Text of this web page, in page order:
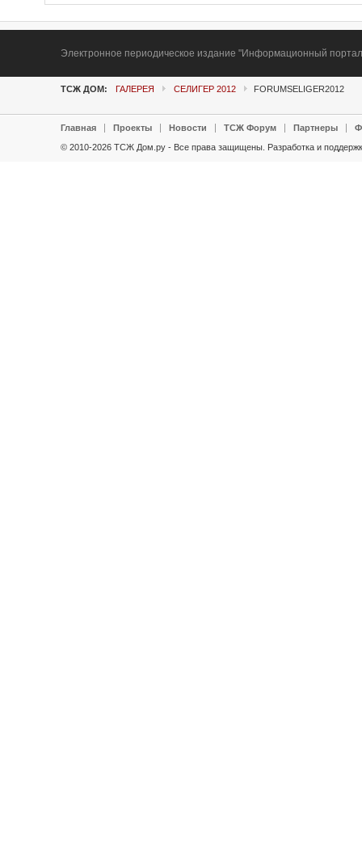
Электронное периодическое издание "Информационный
ТСЖ ДОМ: ГАЛЕРЕЯ СЕЛИГЕР 2012 FORUMSELIGER2012
Главная Проекты Новости ТСЖ Форум Партнеры
© 2010-2026 ТСЖ Дом.ру - Все права защищены.
Разработка и